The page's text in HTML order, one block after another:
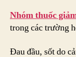
Nhóm thuốc
trong các trường
Đau đầu, sốt do